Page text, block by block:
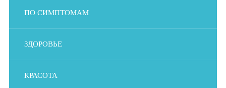
ПО СИМПТОМАМ
ЗДОРОВЬЕ
КРАСОТА